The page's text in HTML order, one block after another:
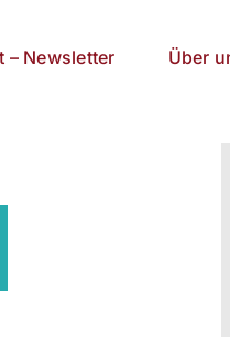
– Newsletter Über